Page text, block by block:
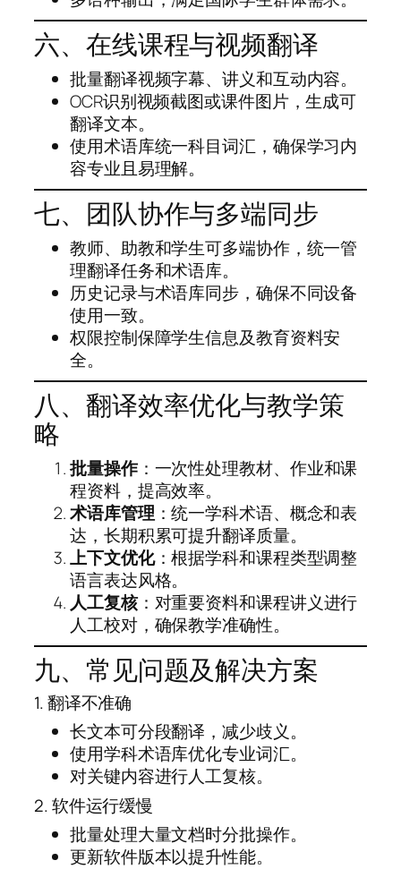
六、在线课程与视频翻译
批量翻译视频字幕、讲义和互动内容。
OCR识别视频截图或课件图片，生成可
翻译文本。
使用术语库统一科目词汇，确保学习内
容专业且易理解。
七、团队协作与多端同步
教师、助教和学生可多端协作，统一管
理翻译任务和术语库。
历史记录与术语库同步，确保不同设备
使用一致。
权限控制保障学生信息及教育资料安
全。
八、翻译效率优化与教学策
略
批量操作：一次性处理教材、作业和课
程资料，提高效率。
术语库管理 ：统一学科术语、概念和表
达，长期积累可提升翻译质量。
上下文优化：根据学科和课程类型调整
语言表达风格。
人工复核：对重要资料和课程讲义进行
人工校对，确保教学准确性。
九、常见问题及解决方案
1. 翻译不准确
长文本可分段翻译，减少歧义。
使用学科术语库优化专业词汇。
对关键内容进行人工复核。
2. 软件运行缓慢
批量处理大量文档时分批操作。
更新软件版本以提升性能。